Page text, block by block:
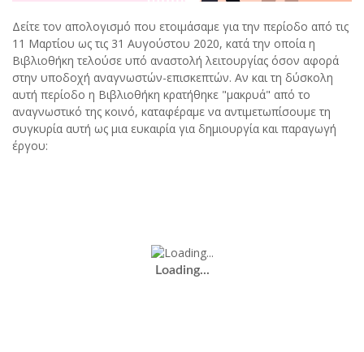
Δείτε τον απολογισμό που ετοιμάσαμε για την περίοδο από τις
11 Μαρτίου ως τις 31 Αυγούστου 2020, κατά την οποία η
Βιβλιοθήκη τελούσε υπό αναστολή λειτουργίας όσον αφορά
στην υποδοχή αναγνωστών-επισκεπτών. Αν και τη δύσκολη
αυτή περίοδο η Βιβλιοθήκη κρατήθηκε "μακρυά" από το
αναγνωστικό της κοινό, καταφέραμε να αντιμετωπίσουμε τη
συγκυρία αυτή ως μια ευκαιρία για δημιουργία και παραγωγή
έργου:
Loading...